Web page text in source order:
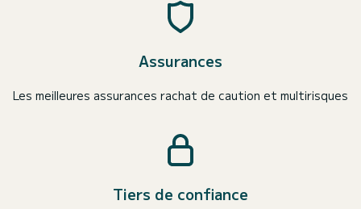
Assurances
Les meilleures assurances rachat de caution et multirisques
Tiers de confiance